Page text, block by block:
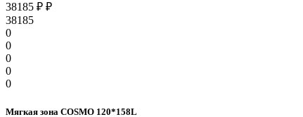
38185 ₽ ₽
38185
0
0
0
0
0
Мягкая зона COSMO 120*158L